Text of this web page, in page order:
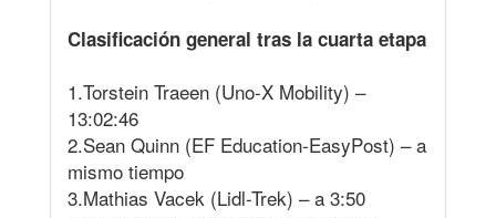
Clasificación general tras la cuarta etapa
1.Torstein Traeen (Uno-X Mobility) –
13:02:46
2.Sean Quinn (EF Education-EasyPost) – a
mismo tiempo
3.Mathias Vacek (Lidl-Trek) – a 3:50